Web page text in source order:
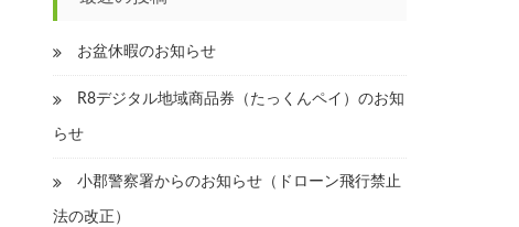
お盆休暇のお知らせ
R8デジタル地域商品券（たっくんペイ）のお知
らせ
小郡警察署からのお知らせ（ドローン飛行禁止
法の改正）